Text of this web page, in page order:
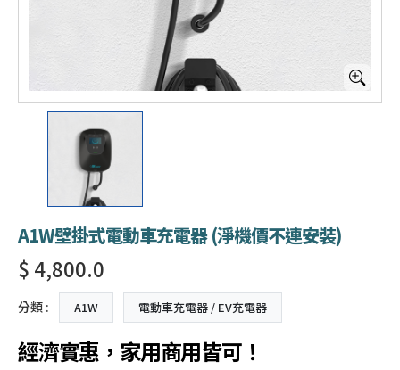
A1W壁掛式電動車充電器 (淨機價不連安裝)
$ 4,800.0
分類 : A1W 電動車充電器 / EV充電器
經濟實惠，家用商用皆可！